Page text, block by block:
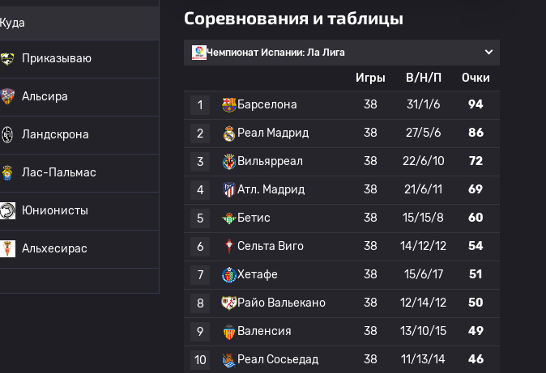
Куда
Приказываю
Альсира
Ландскрона
Лас-Пальмас
Юнионисты
Альхесирас
Соревнования и таблицы
Чемпионат Испании: Ла Лига
Игры В/Н/П
Очки
1
Барселона 38 31/1/6 94
2 Реал Мадрид 38 27/5/6 86
3 Вильярреал 38 22/6/10 72
4 Атл. Мадрид 38 21/6/11 69
5 Бетис 38 15/15/8 60
6 Сельта Виго 38 14/12/12 54
7 Хетафе 38 15/6/17 51
8 Райо Вальекано 38 12/14/12 50
9 Валенсия 38 13/10/15 49
10 Реал Сосьедад 38 11/13/14 46